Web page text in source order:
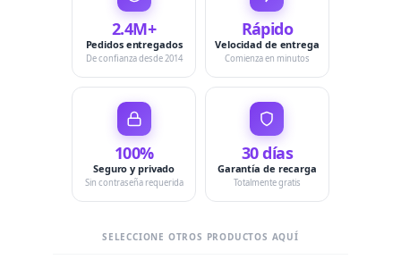
2.4M+
Pedidos entregados
De confianza desde 2014
Rápido
Velocidad de entrega
Comienza en minutos
100%
Seguro y privado
Sin contraseña requerida
30 días
Garantía de recarga
Totalmente gratis
SELECCIONE OTROS PRODUCTOS AQUÍ